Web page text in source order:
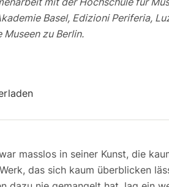
Basel, Edizioni Periferia,
zu Berlin.
masslos in seiner Kunst, die
das sich kaum überblicken